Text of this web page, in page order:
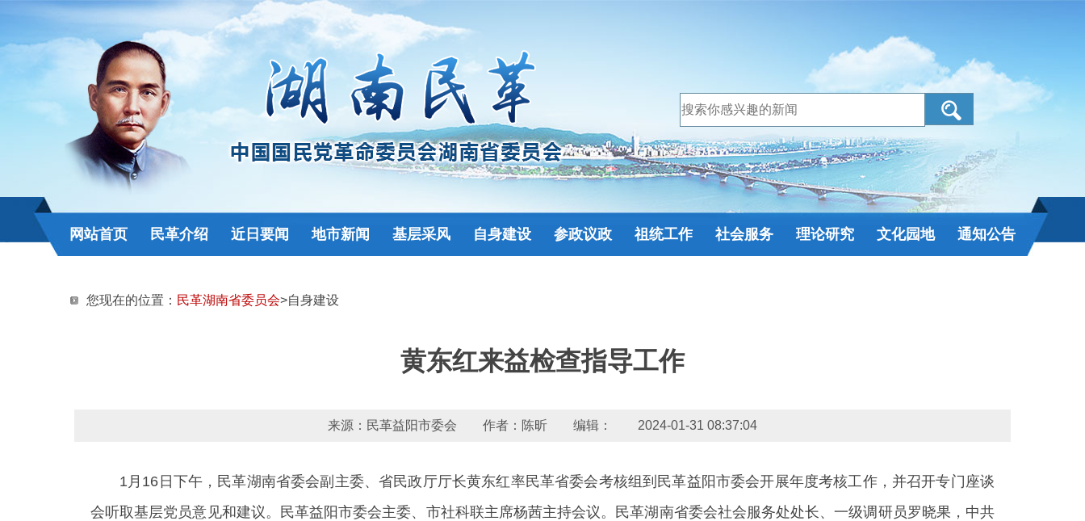
网站首页 民革介绍 近日要闻 地市新闻 基层采风 自身建设 参政议政 祖统工作 社会服务 理论研究 文化园地 通知公告
您现在的位置： 民革湖南省委员会>自身建设
黄东红来益检查指导工作
来源：民革益阳市委会 作者：陈昕 编辑： 2024-01-31 08:37:04
1月16日下午，民革湖南省委会副主委、省民政厅厅长黄东红率民革省委会考核组到民革益阳市委会开展年度考核工作，并召开专门座谈
会听取基层党员意见和建议。民革益阳市委会主委、市社科联主席杨茜主持会议。民革湖南省委会社会服务处处长、一级调研员罗晓果，中共